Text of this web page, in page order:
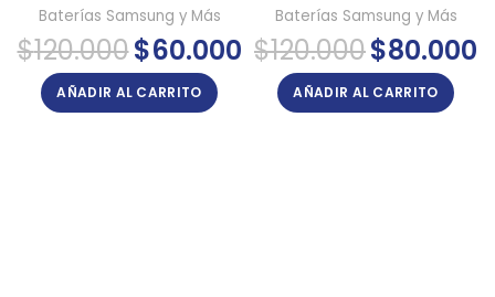
Baterías Samsung y Más
$120.000 El
precio
original
era:
$60.000El
precio
actual
AÑADIR AL CARRITO
Baterías Samsung y Más
$120.000 El
precio
original
era:
$80.000
AÑADIR AL CARRITO